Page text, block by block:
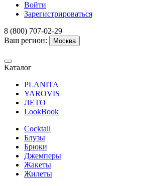
Войти
Зарегистрироваться
8 (800) 707-02-29
Ваш регион:
Москва
Каталог
PLANITA
YAROVIS
ЛЕТО
LookBook
Cocktail
Блузы
Брюки
Джемперы
Жакеты
Жилеты